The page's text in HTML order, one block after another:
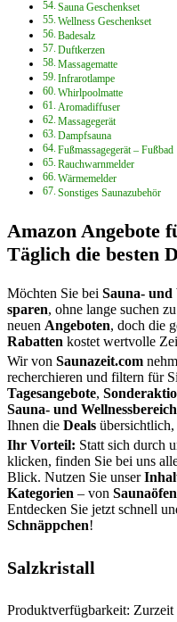
Sauna Geschenkset
Wellness Geschenkset
Badesalz
Duftkerzen
Massagematte
Infrarotlampe
Whirlpoolmatte
Aromadiffuser
Massagegerät
Dampfsauna
Fußmassagegerät – Fußbad
Rauchwarnmelder
Wärmemelder
Sonstiges Saunazubehör
Amazon Angebote
Täglich die besten
Möchten Sie bei Sauna- und
sparen, ohne lange suchen
neuen Angeboten, doch die
Rabatten kostet wertvolle
Wir von Saunazeit.com
recherchieren und filtern für
Tagesangebote,
Sauna- und Wellnessbereich
Ihnen die Deals
Ihr Vorteil: Statt sich durch
klicken, finden Sie bei uns
Blick. Nutzen Sie unser
Kategorien – von Saunaöfen
Entdecken Sie jetzt schnell
Schnäppchen!
Salzkristall
Produktverfügbarkeit: